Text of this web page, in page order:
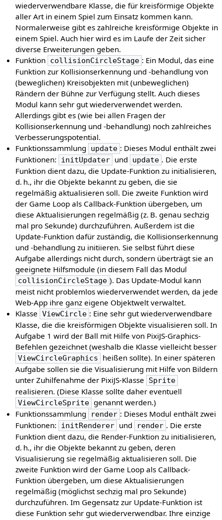
wiederverwendbare Klasse, die für kreisförmige Objekte
aller Art in einem Spiel zum Einsatz kommen kann.
Normalerweise gibt es zahlreiche kreisförmige Objekte in
einem Spiel. Auch hier wird es im Laufe der Zeit sicher
diverse Erweiterungen geben.
Funktion collisionCircleStage : Ein Modul, das eine
Funktion zur Kollisionserkennung und -behandlung von
(beweglichen) Kreisobjekten mit (unbeweglichen)
Rändern der Bühne zur Verfügung stellt. Auch dieses
Modul kann sehr gut wiederverwendet werden.
Allerdings gibt es (wie bei allen Fragen der
Kollisionserkennung und -behandlung) noch zahlreiches
Verbesserungspotential.
Funktionssammlung
update : Dieses Modul enthält zwei
Funktionen:
initUpdater und update . Die erste
Funktion dient dazu, die Update-Funktion zu initialisieren,
d. h., ihr die Objekte bekannt zu geben, die sie
regelmäßig aktualisieren soll. Die zweite Funktion wird
der Game Loop als Callback-Funktion übergeben, um
diese Aktualisierungen regelmäßig (z. B. genau sechzig
mal pro Sekunde) durchzuführen. Außerdem ist die
Update-Funktion dafür zuständig, die Kollisionserkennung
und -behandlung zu initiieren. Sie selbst führt diese
Aufgabe allerdings nicht durch, sondern überträgt sie an
geeignete Hilfsmodule (in diesem Fall das Modul
collisionCircleStage ). Das Update-Modul kann
meist nicht problemlos wiederverwendet werden, da jede
Web-App ihre ganz eigene Objektwelt verwaltet.
Klasse ViewCircle : Eine sehr gut wiederverwendbare
Klasse, die die kreisförmigen Objekte visualisieren soll. In
Aufgabe 1 wird der Ball mit Hilfe von PixiJS-Graphics-
Befehlen gezeichnet (weshalb die Klasse vielleicht besser
ViewCircleGraphics
heißen sollte). In einer späteren
Aufgabe sollen sie die Visualisierung mit Hilfe von Bildern
unter Zuhilfenahme der PixiJS-Klasse
Sprite
realisieren. (Diese Klasse sollte daher eventuell
ViewCircleSprite genannt werden.)
Funktionssammlung
render : Dieses Modul enthält zwei
Funktionen:
initRenderer und render . Die erste
Funktion dient dazu, die Render-Funktion zu initialisieren,
d. h., ihr die Objekte bekannt zu geben, deren
Visualisierung sie regelmäßig aktualisieren soll. Die
zweite Funktion wird der Game Loop als Callback-
Funktion übergeben, um diese Aktualisierungen
regelmäßig (möglichst sechzig mal pro Sekunde)
durchzuführen. Im Gegensatz zur Update-Funktion ist
diese Funktion sehr gut wiederverwendbar. Ihre einzige